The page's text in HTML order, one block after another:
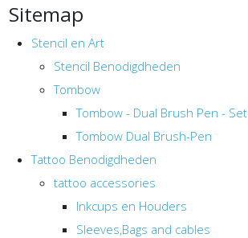
Sitemap
Stencil en Art
Stencil Benodigdheden
Tombow
Tombow - Dual Brush Pen - Set
Tombow Dual Brush-Pen
Tattoo Benodigdheden
tattoo accessories
Inkcups en Houders
Sleeves,Bags and cables